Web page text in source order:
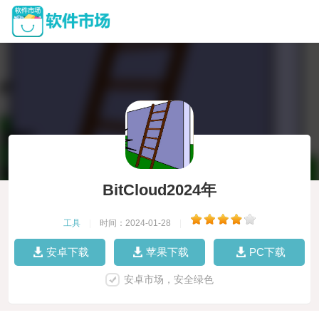
BitCloud2024年
工具 时间：2024-01-28
安卓下载 苹果下载 PC下载
安卓市场，安全绿色